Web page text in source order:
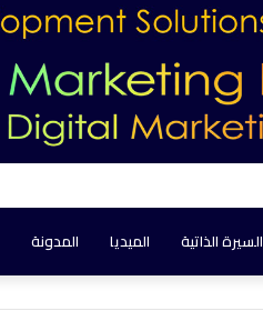
السيرة الذاتية الميديا المدونة